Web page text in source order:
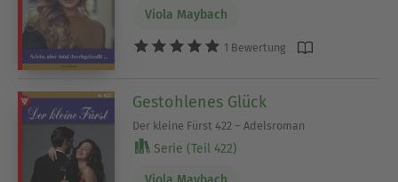
Viola Maybach
1 Bewertung
Gestohlenes Glück
Der kleine Fürst 422 – Adelsroman
Serie (Teil 422)